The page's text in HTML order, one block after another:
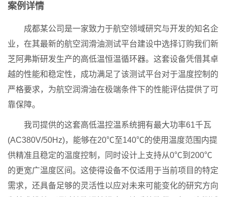
案例详情
成都某公司是一家致力于航空领域研究与开发的知名企
业，在其最新的航空润滑油测试平台建设中选择订购我们新
芝阿弗斯研发生产的高低温恒温循环器。这套设备凭借其卓
越的性能和稳定性，成功满足了该测试平台对于温度控制的
严格要求，为航空润滑油在极端条件下的性能评估提供了可
靠保障。
我司提供的这套高低温控温系统拥有最大功率61千瓦
(AC380V/50Hz)，能够在20℃至140℃的使用温度范围内提
供精准且稳定的温度控制，同时设计上支持从0℃到200℃
的更宽广温度区间。这使得设备不仅适用于当前项目的特定
需求，还具备足够的灵活性以应对未来可能变化的研究方向